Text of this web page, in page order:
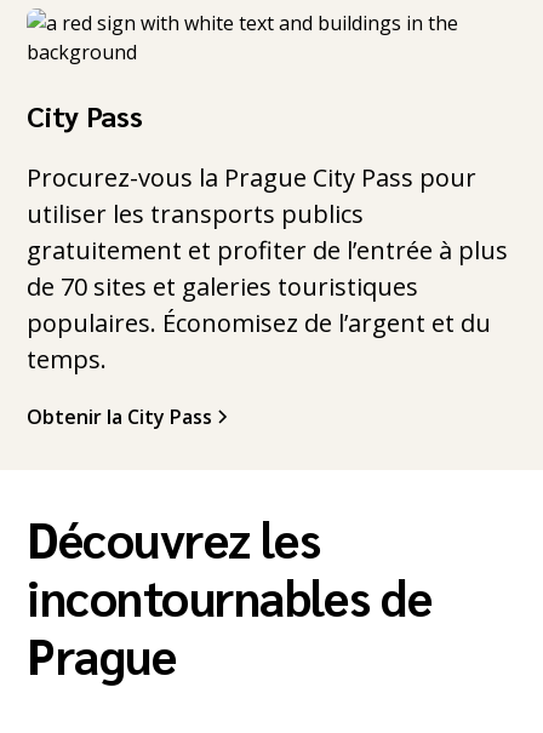
City Pass
Procurez-vous la Prague City Pass pour
utiliser les transports publics
gratuitement et profiter de l’entrée à plus
de 70 sites et galeries touristiques
populaires. Économisez de l’argent et du
temps.
Obtenir la City Pass
Découvrez les
incontournables de
Prague